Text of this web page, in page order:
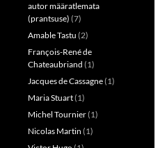
autor määratlemata
(prantsuse) (7)
Amable Tastu (2)
François-René de
Chateaubriand (1)
Jacques de Cassagne(1)
Maria Stuart(1)
Michel Tournier(1)
Nicolas Martin (1)